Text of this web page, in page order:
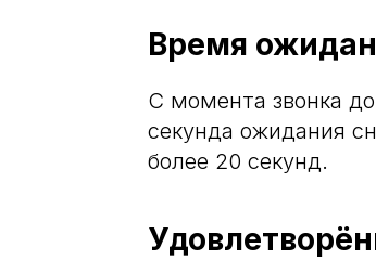
Время
С момента звонка
секунда ожидания
более 20 секунд.